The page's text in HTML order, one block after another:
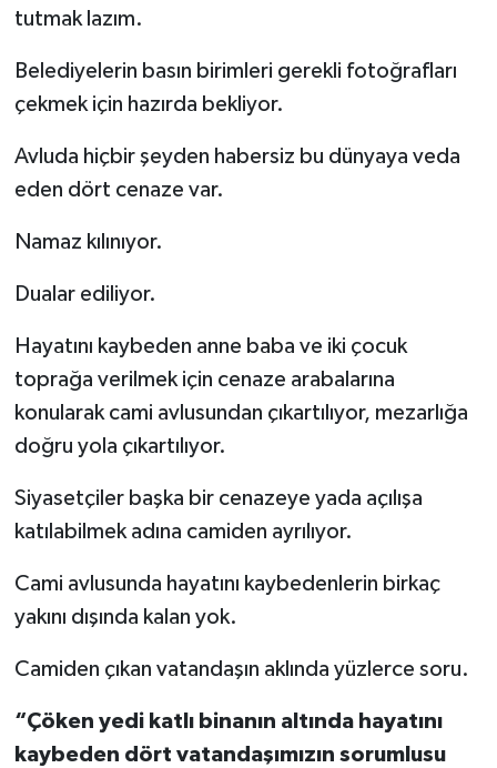
tutmak lazım.
Belediyelerin basın birimleri gerekli fotoğrafları
çekmek için hazırda bekliyor.
Avluda hiçbir şeyden habersiz bu dünyaya veda
eden dört cenaze var.
Namaz kılınıyor.
Dualar ediliyor.
Hayatını kaybeden anne baba ve iki çocuk
toprağa verilmek için cenaze arabalarına
konularak cami avlusundan çıkartılıyor, mezarlığa
doğru yola çıkartılıyor.
Siyasetçiler başka bir cenazeye yada açılışa
katılabilmek adına camiden ayrılıyor.
Cami avlusunda hayatını kaybedenlerin birkaç
yakını dışında kalan yok.
Camiden çıkan vatandaşın aklında yüzlerce soru.
“Çöken yedi katlı binanın altında hayatını
kaybeden dört vatandaşımızın sorumlusu